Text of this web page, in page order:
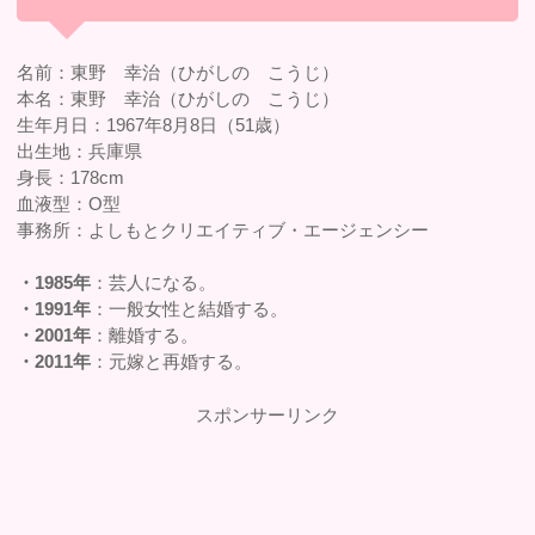
名前：東野 幸治（ひがしの こうじ）
本名：東野 幸治（ひがしの こうじ）
生年月日：1967年8月8日（51歳）
出生地：兵庫県
身長：178cm
血液型：O型
事務所：よしもとクリエイティブ・エージェンシー
・1985年 ：芸人になる。
・1991年 ：一般女性と結婚する。
・2001年 ：離婚する。
・2011年 ：元嫁と再婚する。
スポンサーリンク